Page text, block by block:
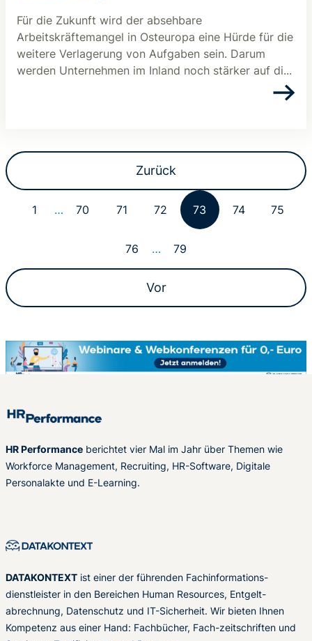
Für die Zukunft wird der absehbare
Arbeitskräftemangel in Osteuropa eine Hürde für die
weitere Verlagerung von Aufgaben sein. Darum
werden Unternehmen im Inland noch stärker auf di...
Zurück
1 … 70 71 72 73 74 75
76 … 79
Vor
HR Performance berichtet vier Mal im Jahr über Themen wie
Workforce Management, Recruiting, HR-Software, Digitale
Personalakte und E-Learning.
DATAKONTEXT ist einer der führenden Fachinformations-
dienstleister in den Bereichen Human Resources, Entgelt-
abrechnung, Datenschutz und IT-Sicherheit. Wir bieten Ihnen
Kompetenz aus einer Hand: Fachbücher, Fach-zeitschriften und